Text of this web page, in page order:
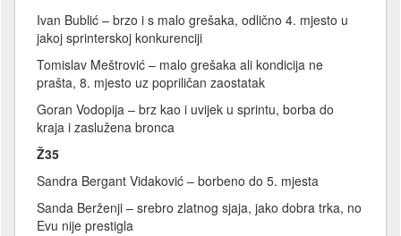
Ivan Bublić – brzo i s malo grešaka, odlično 4. mjesto u
jakoj sprinterskoj konkurenciji
Tomislav Meštrović – malo grešaka ali kondicija ne
prašta, 8. mjesto uz popriličan zaostatak
Goran Vodopija – brz kao i uvijek u sprintu, borba do
kraja i zaslužena bronca
Ž35
Sandra Bergant Vidaković – borbeno do 5. mjesta
Sanda Berženji – srebro zlatnog sjaja, jako dobra trka, no
Evu nije prestigla